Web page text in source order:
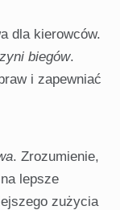
dla kierowców.
biegów.
i zapewniać
. Zrozumienie,
lepsze
zużycia